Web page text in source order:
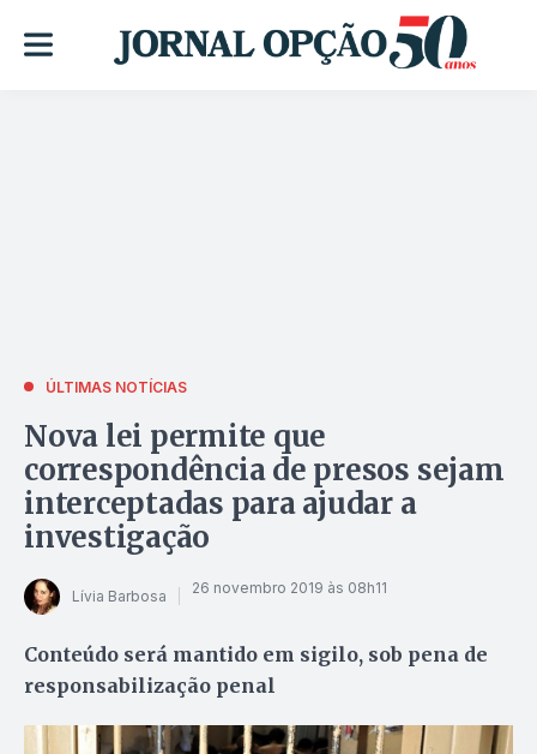
ÚLTIMAS NOTÍCIAS
Nova lei permite que
correspondência de presos sejam
interceptadas para ajudar a
investigação
Lívia Barbosa 26 novembro 2019 às 08h11
Conteúdo será mantido em sigilo, sob pena de
responsabilização penal